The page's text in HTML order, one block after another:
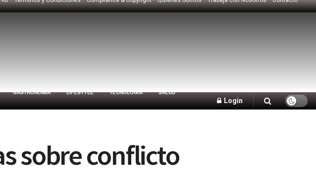
GASTRONOMÍA LIFESTYLE TECNOLOGÍA SALUD
Login
sobre conflicto